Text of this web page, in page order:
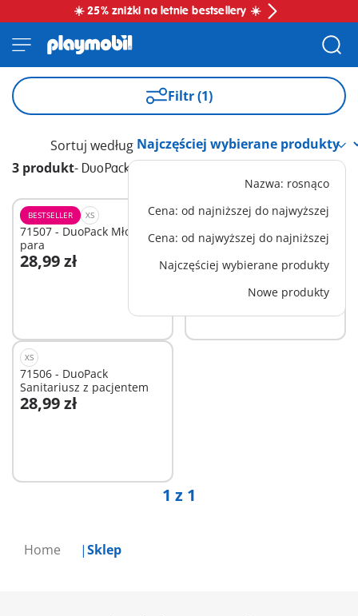
☀️ 25% zniżki na letnie bestsellery ☀️
Home Sklep
Filtr (1)
3 produkt- DuoPacks
Sortuj według
Nazwa: rosnąco
Cena: od najniższej do najwyższej
Cena: od najwyższej do najniższej
Najczęściej wybierane produkty
Nowe produkty
BESTSELLER XS
71507 - DuoPack Młoda
para
28,99 zł
Dodaj do koszyka
XS
71505 - DuoPack Jednostka
specjalna i bandyta
28,99 zł
Dodaj do koszyka
XS
71506 - DuoPack
Sanitariusz z pacjentem
28,99 zł
Dodaj do koszyka
1 z 1